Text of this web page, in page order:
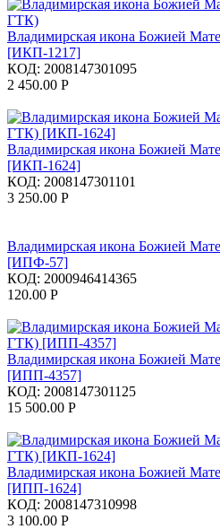
Владимирская икона Божией
[ИКП-1217]
КОД: 2008147301095
2 450.00 Р
Владимирская икона Божией
[ИКП-1624]
КОД: 2008147301101
3 250.00 Р
Владимирская икона Божией
[ИПФ-57]
КОД: 2000946414365
120.00 Р
Владимирская икона Божией
[ИПП-4357]
КОД: 2008147301125
15 500.00 Р
Владимирская икона Божией
[ИПП-1624]
КОД: 2008147310998
3 100.00 Р